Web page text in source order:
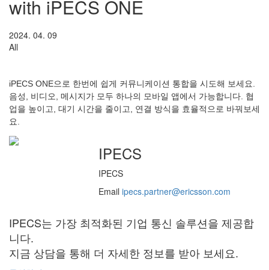
with iPECS ONE
2024. 04. 09
All
iPECS ONE으로 한번에 쉽게 커뮤니케이션 통합을 시도해 보세요.
음성, 비디오, 메시지가 모두 하나의 모바일 앱에서 가능합니다. 협
업을 높이고, 대기 시간을 줄이고, 연결 방식을 효율적으로 바꿔보세
요.
IPECS
IPECS
Emailipecs.partner@ericsson.com
IPECS는 가장 최적화된 기업 통신 솔루션을 제공합
니다.
지금 상담을 통해 더 자세한 정보를 받아 보세요.